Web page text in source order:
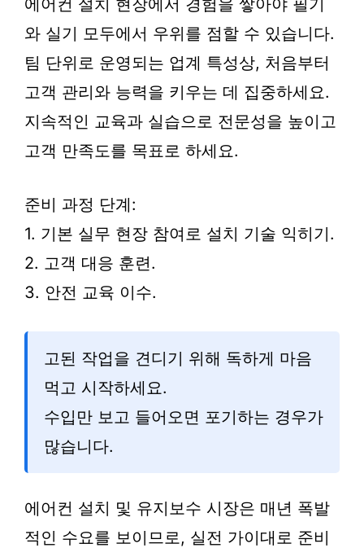
에어컨 설치 현장에서 경험을 쌓아야 필기
와 실기 모두에서 우위를 점할 수 있습니다.
팀 단위로 운영되는 업계 특성상, 처음부터
고객 관리와 능력을 키우는 데 집중하세요.
지속적인 교육과 실습으로 전문성을 높이고
고객 만족도를 목표로 하세요.
준비 과정 단계:
1. 기본 실무 현장 참여로 설치 기술 익히기.
2. 고객 대응 훈련.
3. 안전 교육 이수.
고된 작업을 견디기 위해 독하게 마음
먹고 시작하세요.
수입만 보고 들어오면 포기하는 경우가
많습니다.
에어컨 설치 및 유지보수 시장은 매년 폭발
적인 수요를 보이므로, 실전 가이대로 준비